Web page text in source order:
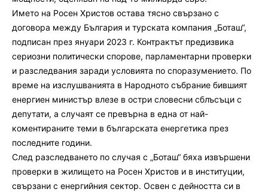
Името на Росен Христов остава тясно свързано с
договора между България и турската компания „Боташ“,
подписан през януари 2023 г. Контрактът предизвика
сериозни политически спорове, парламентарни проверки
и разследвания заради условията по споразумението. По
време на изслушванията в Народното събрание бившият
енергиен министър влезе в остри словесни сблъсъци с
депутати, а случаят се превърна в една от най-
коментираните теми в българската енергетика през
последните години.
След разследването по случая с „Боташ“ бяха извършени
проверки в жилището на Росен Христов и в институции,
свързани с енергийния сектор. Освен с дейността си в